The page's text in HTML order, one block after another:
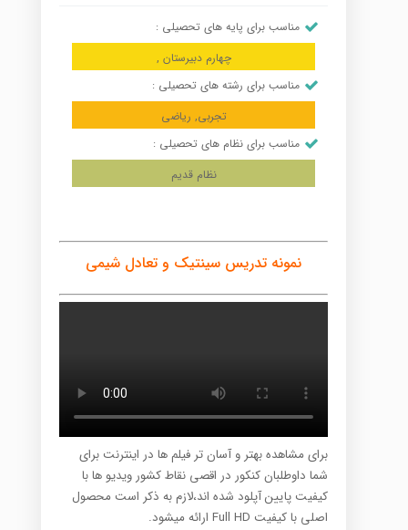
مناسب برای پایه های تحصیلی :
چهارم دبیرستان ,
مناسب برای رشته های تحصیلی :
تجربی, ریاضی
مناسب برای نظام های تحصیلی :
نظام قدیم
نمونه تدریس سینتیک و تعادل شیمی
برای مشاهده بهتر و آسان تر فیلم ها در اینترنت برای
شما داوطلبان کنکور در اقصی نقاط کشور ویدیو ها با
کیفیت پایین آپلود شده اند،لازم به ذکر است محصول
اصلی با کیفیت Full HD ارائه میشود.